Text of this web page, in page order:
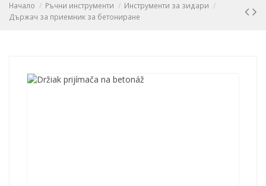
Начало Ръчни инструменти
Инструменти за зидари
Държач за приемник за бетониране